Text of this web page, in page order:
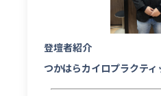
登壇者紹介
つかはらカイロプラクテ